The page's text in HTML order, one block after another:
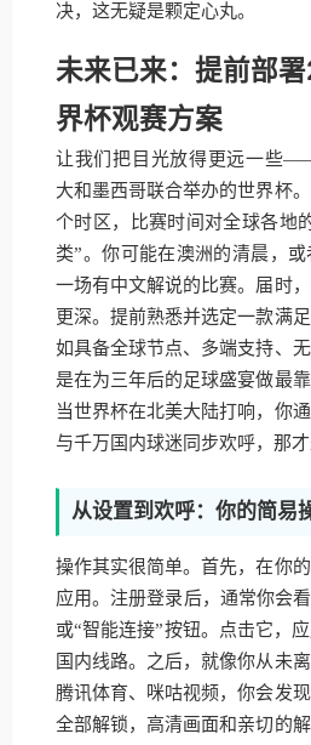
决，这无疑是颗定心丸。
未来已来：提前部
界杯观赛方案
让我们把目光放得更远一些
大和墨西哥联合举办的世界杯
个时区，比赛时间对全球各地
类”。你可能在澳洲的清晨，
一场有中文解说的比赛。届时
更深。提前熟悉并选定一款满
如具备全球节点、多端支持、
是在为三年后的足球盛宴做最
当世界杯在北美大陆打响，你
与千万国内球迷同步欢呼，那才
从设置到欢呼：你的简易
操作其实很简单。首先，在你
应用。注册登录后，通常你会
或“智能连接”按钮。点击它，
国内线路。之后，就像你从未
腾讯体育、咪咕视频，你会发
全部解锁，高清画面和亲切的